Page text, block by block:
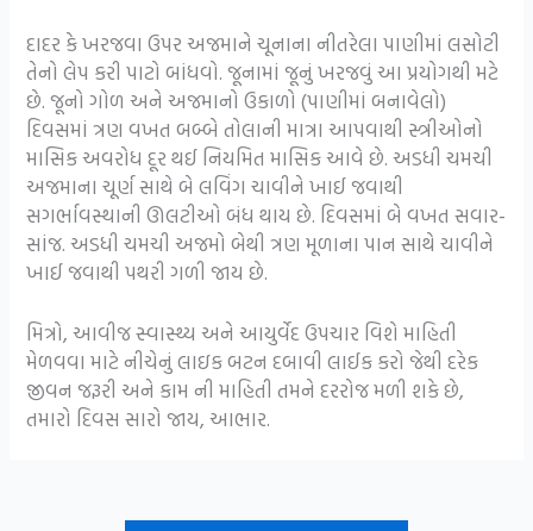
દાદર કે ખરજવા ઉપર અજમાને ચૂનાના નીતરેલા પાણીમાં લસોટી
તેનો લેપ કરી પાટો બાંધવો. જૂનામાં જૂનું ખરજવું આ પ્રયોગથી મટે
છે. જૂનો ગોળ અને અજમાનો ઉકાળો (પાણીમાં બનાવેલો)
દિવસમાં ત્રણ વખત બબ્બે તોલાની માત્રા આપવાથી સ્ત્રીઓનો
માસિક અવરોધ દૂર થઈ નિયમિત માસિક આવે છે. અડધી ચમચી
અજમાના ચૂર્ણ સાથે બે લવિંગ ચાવીને ખાઈ જવાથી
સગર્ભાવસ્થાની ઊલટીઓ બંધ થાય છે. દિવસમાં બે વખત સવાર-
સાંજ. અડધી ચમચી અજમો બેથી ત્રણ મૂળાના પાન સાથે ચાવીને
ખાઈ જવાથી પથરી ગળી જાય છે.
મિત્રો, આવીજ સ્વાસ્થ્ય અને આયુર્વેદ ઉપચાર વિશે માહિતી
મેળવવા માટે નીચેનું લાઇક બટન દબાવી લાઈક કરો જેથી દરેક
જીવન જરૂરી અને કામ ની માહિતી તમને દરરોજ મળી શકે છે,
તમારો દિવસ સારો જાય, આભાર.